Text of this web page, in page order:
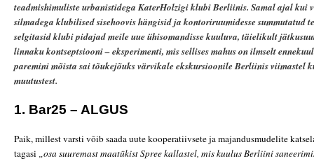
teadmishimuliste urbanistidega KaterHolzigi klubi Berliinis. Samal ajal kui
silmadega klubilised sisehoovis hängisid ja kontoriruumidesse summutatud
selgitasid klubi pidajad meile uue ühisomandisse kuuluva, täielikult
linnaku kontseptsiooni – eksperimenti, mis sellises mahus on ilmselt
paremini mõista sai tõukejõuks värvikale ekskursioonile Berliinis viimastel
muutustest.
1. Bar25 – ALGUS
Paik, millest varsti võib saada uute kooperatiivsete ja majandusmudelite
tagasi „osa suuremast maatükist Spree kallastel, mis kuulus Berliini